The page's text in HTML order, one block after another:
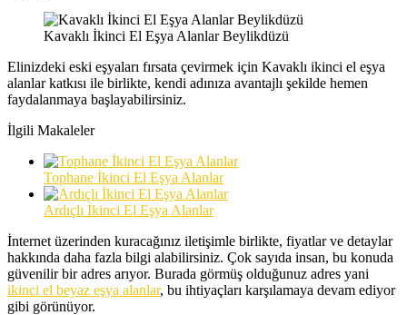
Kavaklı İkinci El Eşya Alanlar Beylikdüzü
Elinizdeki eski eşyaları fırsata çevirmek için Kavaklı ikinci el eşya
alanlar katkısı ile birlikte, kendi adınıza avantajlı şekilde hemen
faydalanmaya başlayabilirsiniz.
İlgili Makaleler
Tophane İkinci El Eşya Alanlar
Ardıçlı İkinci El Eşya Alanlar
İnternet üzerinden kuracağınız iletişimle birlikte, fiyatlar ve detaylar
hakkında daha fazla bilgi alabilirsiniz. Çok sayıda insan, bu konuda
güvenilir bir adres arıyor. Burada görmüş olduğunuz adres yani
ikinci el beyaz eşya alanlar, bu ihtiyaçları karşılamaya devam ediyor
gibi görünüyor.